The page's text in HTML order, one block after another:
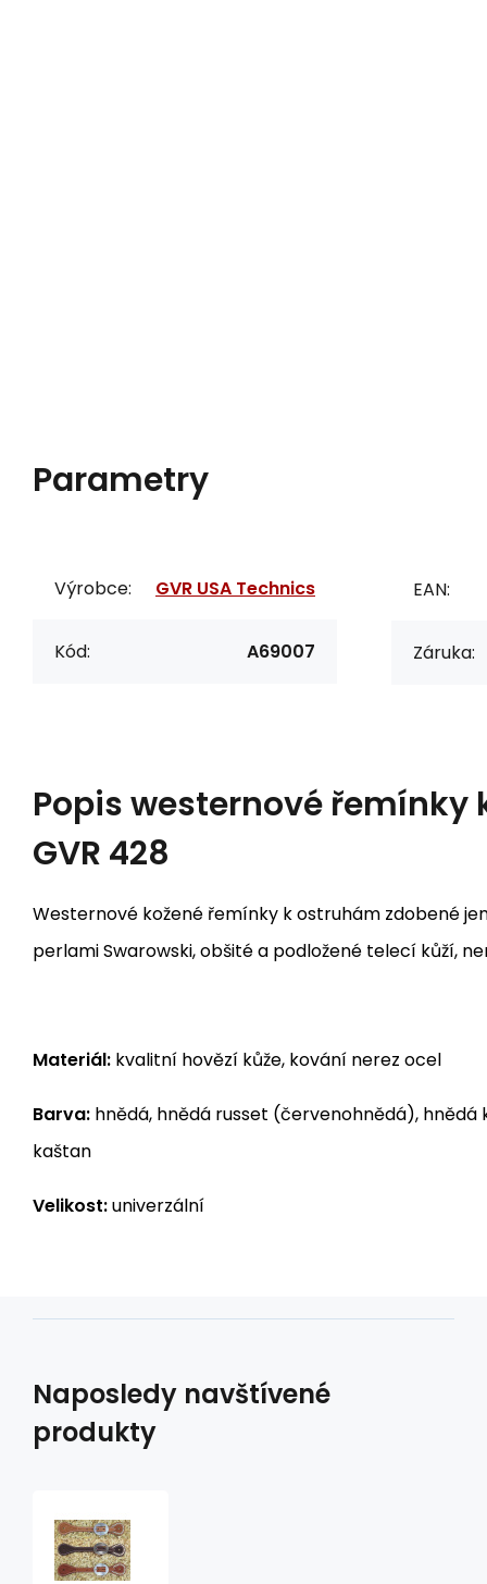
Parametry
Výrobce: GVR USA Technics
Kód: A69007
EAN:
Záruka:
Popiswesternové řemínky
GVR 428
Westernové kožené řemínky k ostruhám zdobené
perlami Swarowski, obšité a podložené telecí kůží,
Materiál: kvalitní hovězí kůže, kování nerez ocel
Barva: hnědá, hnědá russet (červenohnědá), hnědá
kaštan
Velikost:univerzální
Naposledy navštívené
produkty